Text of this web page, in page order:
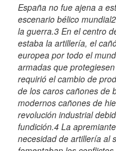
España no fue ajena a
escenario bélico
la guerra.3 En el centro
estaba la artillería, el
europea por todo el
armadas que
requirió el cambio de
de los caros cañones de
modernos cañones de
revolución industrial
fundición.4 La
necesidad de artillería al